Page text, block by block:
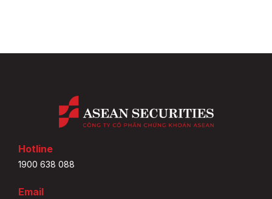
Hotline
1900 638 088
Email